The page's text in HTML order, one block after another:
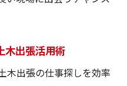
木出張活用術
木出張の仕事探しを効率